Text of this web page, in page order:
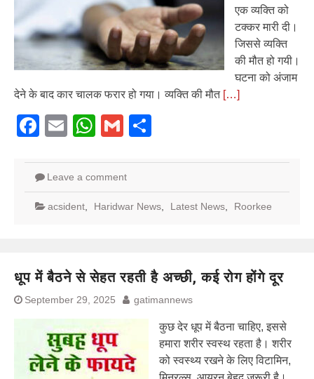
एक व्यक्ति को
टक्कर मारी दी।
जिससे व्यक्ति
की मौत हो गयी।
घटना को अंजाम
देने के बाद कार चालक फरार हो गया। व्यक्ति की मौत […]
Facebook
EmailWhatsApp
Gmail
Leave a comment
acsident Haridwar News Latest News Roorkee
धूप में बैठने से सेहत रहती है अच्छी, कई रोग होंगे दूर
September 29, 2025 gatimannews
कुछ देर धूप में बैठना चाहिए, इससे
हमारा शरीर स्वस्थ रहता है। शरीर
को स्वस्थ्य रखने के लिए विटामिन,